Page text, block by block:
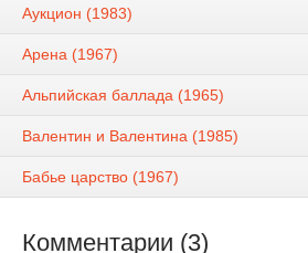
Аукцион (1983)
Арена (1967)
Альпийская баллада (1965)
Валентин и Валентина (1985)
Бабье царство (1967)
Комментарии (3)